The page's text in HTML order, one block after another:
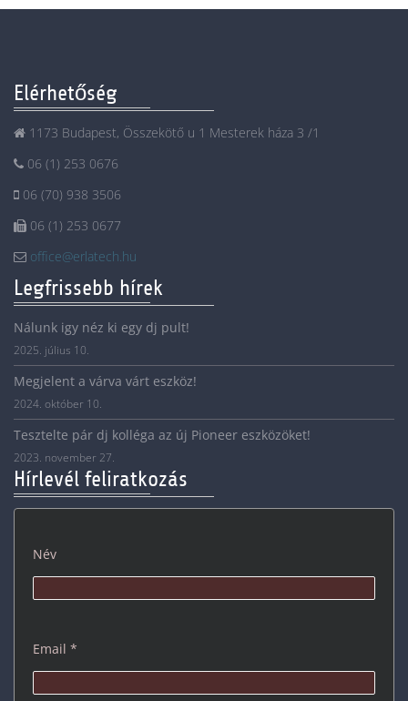
Elérhetőség
1173 Budapest, Összekötő u 1 Mesterek háza 3 /1
06 (1) 253 0676
06 (70) 938 3506
06 (1) 253 0677
office@erlatech.hu
Legfrissebb hírek
Nálunk igy néz ki egy dj pult!
2025. július 10.
Megjelent a várva várt eszköz!
2024. október 10.
Tesztelte pár dj kolléga az új Pioneer eszközöket!
2023. november 27.
Hírlevél feliratkozás
Név
Email *